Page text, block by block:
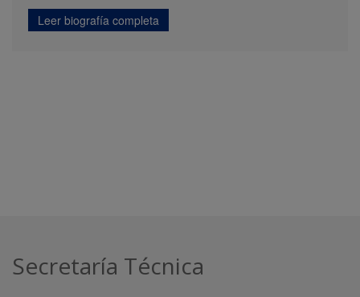
Leer biografía completa
Secretaría Técnica